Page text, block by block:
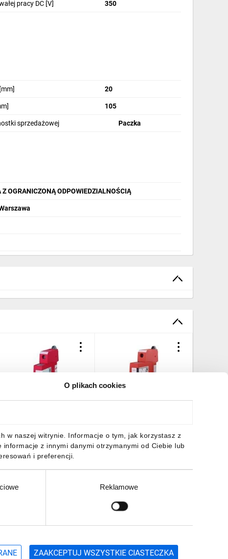
O plikach cookies
w naszej witrynie. Informacje o tym, jak korzystasz z
informacje z innymi danymi otrzymanymi od Ciebie lub
i preferencji.
Reklamowe
ZAAKCEPTUJ WSZYSTKIE CIASTECZKA
zakresie 1,5–35 mm2, co umożliwia bezpośrednie
pracy DC [V] 350
20
105
sprzedażowej Paczka
OGRANICZONĄ ODPOWIEDZIALNOŚCIĄ
952098
557,67 złbrutto 751,32 zł brutto
ZAPISZ SIĘ